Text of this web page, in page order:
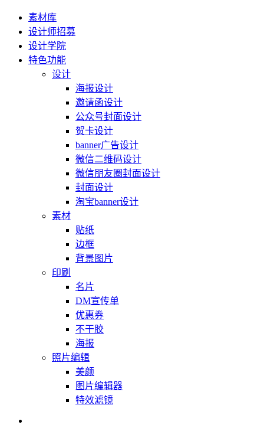
素材库
设计师招募
设计学院
特色功能
设计
海报设计
邀请函设计
公众号封面设计
贺卡设计
banner广告设计
微信二维码设计
微信朋友圈封面设计
封面设计
淘宝banner设计
素材
贴纸
边框
背景图片
印刷
名片
DM宣传单
优惠券
不干胶
海报
照片编辑
美颜
图片编辑器
特效滤镜